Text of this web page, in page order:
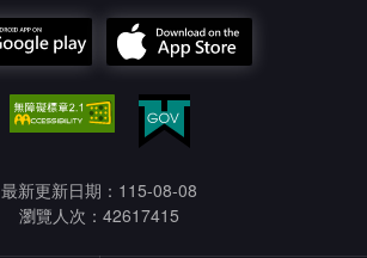
最新更新日期：115-08-08
瀏覽人次：42617415